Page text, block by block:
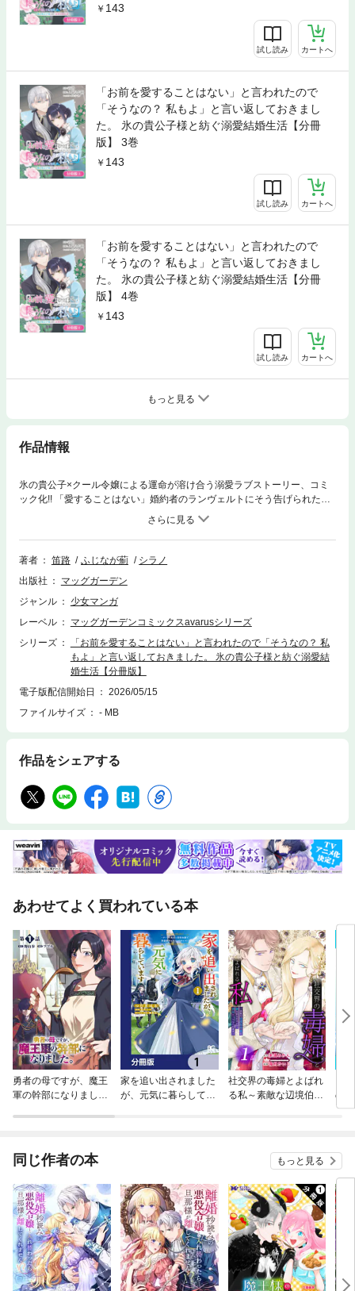
143
試し読み カートへ
「お前を愛することはない」と言われたので
「そうなの？ 私もよ」と言い返しておきまし
た。 氷の貴公子様と紡ぐ溺愛結婚生活【分冊
版】 3巻
143
試し読み カートへ
「お前を愛することはない」と言われたので
「そうなの？ 私もよ」と言い返しておきまし
た。 氷の貴公子様と紡ぐ溺愛結婚生活【分冊
版】 4巻
143
試し読み カートへ
もっと見る
作品情報
氷の貴公子×クール令嬢による運命が溶け合う溺愛ラブストーリー、コミ
ック化!! 「愛することはない」婚約者のランヴェルトにそう告げられた瞬
間、伯爵令嬢・テレシアは「そうなの？ 私もよ」と笑って返す。恋も愛も
理解しがたい彼女にとって、その宣言はむしろ好都合だった。だが“氷の貴
公子”と噂される彼は、契約結婚のはずなのに無表情のまま毎週デートに誘
い、次第に態度を変えていく。目的の読めない行動に戸惑いながらも、テ
著者 笛路 ふじなが薊
シラノ
出版社
マッグガーデン
ジャンル
少女マンガ
レーベル
マッグガーデンコミックスavarusシリーズ
シリーズ
「お前を愛することはない」と言われたので「そうなの？ 私
もよ」と言い返しておきました。 氷の貴公子様と紡ぐ溺愛結
婚生活【分冊版】
電子版配信開始日
2026/05/15
ファイルサイズ
- MB
作品をシェアする
あわせてよく買われている本
勇者の母ですが、魔王
軍の幹部になりまし
家を追い出されました
が、元気に暮らしてい
社交界の毒婦とよばれ
る私～素敵な辺境伯令
の
ー
同じ作者の本 もっと見る